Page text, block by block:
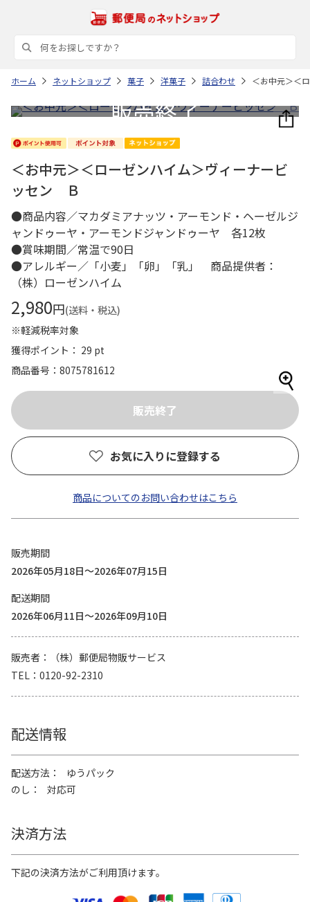
ホーム ネットショップ 菓子 洋菓子 詰合わせ ＜お中元＞＜
＜お中元＞＜ローゼンハイム＞ヴィーナービ
ッセン Ｂ
●商品内容／マカダミアナッツ・アーモンド・ヘーゼルジ
ャンドゥーヤ・アーモンドジャンドゥーヤ 各12枚
●賞味期間／常温で90日
●アレルギー／「小麦」「卵」「乳」 商品提供者：
（株）ローゼンハイム
2,980円(送料・税込)
※軽減税率対象
獲得ポイント： 29 pt
商品番号
8075781612
お気に入りに登録する
商品についてのお問い合わせはこちら
販売期間
2026年05月18日～2026年07月15日
配送期間
2026年06月11日～2026年09月10日
販売者
（株）郵便局物販サービス
TEL
0120-92-2310
配送情報
配送方法
ゆうパック
のし
対応可
決済方法
下記の決済方法がご利用頂けます。